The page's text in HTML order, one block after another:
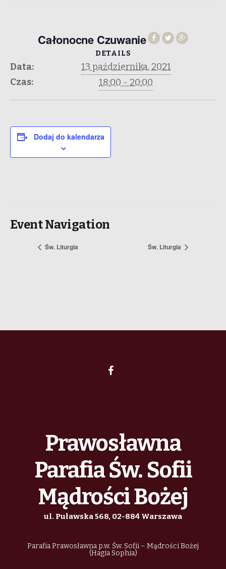
Całonocne Czuwanie
DETAILS
Data:
13 października, 2021
Czas:
18:00 - 20:00
Dodaj do kalendarza
Event Navigation
Św. Liturgia Św. Liturgia
Prawosławna
Parafia Św. Sofii
Mądrości Bożej
ul. Puławska 568, 02-884 Warszawa
Parafia Prawosławna p.w. Św. Sofii – Mądrości Bożej
(Hagia Sophia)